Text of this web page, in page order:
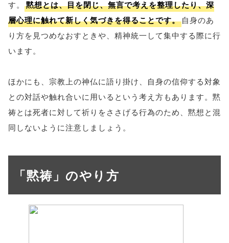
す。
黙想とは、目を閉じ、無言で考えを整理したり、深
層心理に触れて新しく気づきを得ることです。 自身のあ
り方を見つめなおすときや、精神統一して集中する際に行
います。
ほかにも、宗教上の神仏に語り掛け、自身の信仰する対象
との対話や触れ合いに用いるという考え方もあります。黙
祷とは死者に対して祈りをささげる行為のため、黙想と混
同しないように注意しましょう。
「黙祷」のやり方